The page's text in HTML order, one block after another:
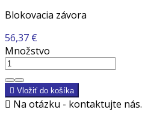
Blokovacia závora
56,37 €
Množstvo
 Vložiť do košíka
 Na otázku - kontaktujte nás.